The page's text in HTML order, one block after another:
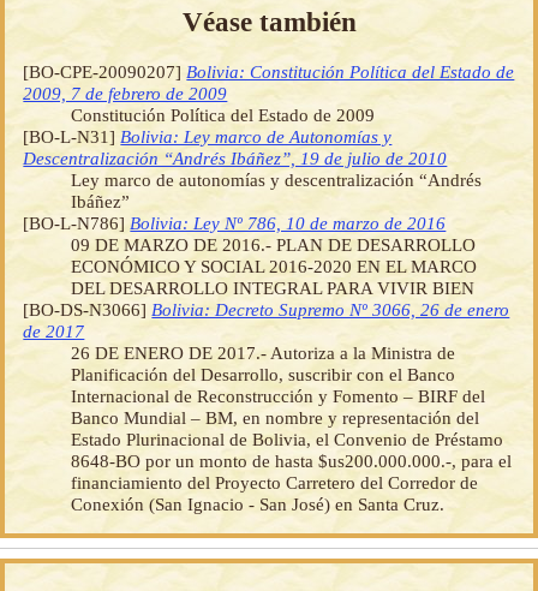
Véase también
[BO-CPE-20090207] Bolivia: Constitución Política del Estado de
2009, 7 de febrero de 2009
Constitución Política del Estado de 2009
[BO-L-N31] Bolivia: Ley marco de Autonomías y
Descentralización “Andrés Ibáñez”, 19 de julio de 2010
Ley marco de autonomías y descentralización “Andrés
Ibáñez”
[BO-L-N786] Bolivia: Ley Nº 786, 10 de marzo de 2016
09 DE MARZO DE 2016.- PLAN DE DESARROLLO
ECONÓMICO Y SOCIAL 2016-2020 EN EL MARCO
DEL DESARROLLO INTEGRAL PARA VIVIR BIEN
[BO-DS-N3066] Bolivia: Decreto Supremo Nº 3066, 26 de enero
de 2017
26 DE ENERO DE 2017.- Autoriza a la Ministra de
Planificación del Desarrollo, suscribir con el Banco
Internacional de Reconstrucción y Fomento – BIRF del
Banco Mundial – BM, en nombre y representación del
Estado Plurinacional de Bolivia, el Convenio de Préstamo
8648-BO por un monto de hasta $us200.000.000.-, para el
financiamiento del Proyecto Carretero del Corredor de
Conexión (San Ignacio - San José) en Santa Cruz.